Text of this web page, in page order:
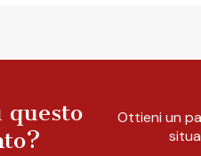
questo
Ottieni un